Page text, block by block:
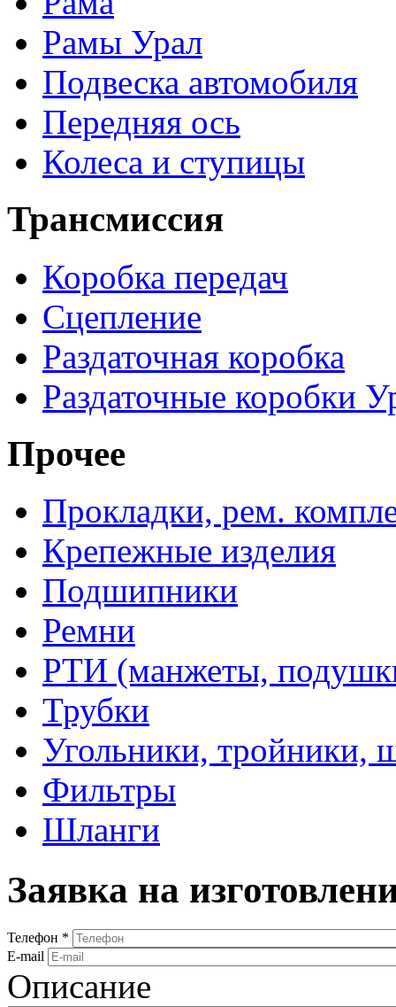
Рамы Урал
Подвеска автомобиля
Передняя ось
Колеса и ступицы
Трансмиссия
Коробка передач
Сцепление
Раздаточная коробка
Раздаточные коробки
Прочее
Прокладки, рем.
Крепежные изделия
Подшипники
Ремни
РТИ (манжеты,
Трубки
Угольники, тройники,
Фильтры
Шланги
Заявка на
Телефон *
E-mail
Описание